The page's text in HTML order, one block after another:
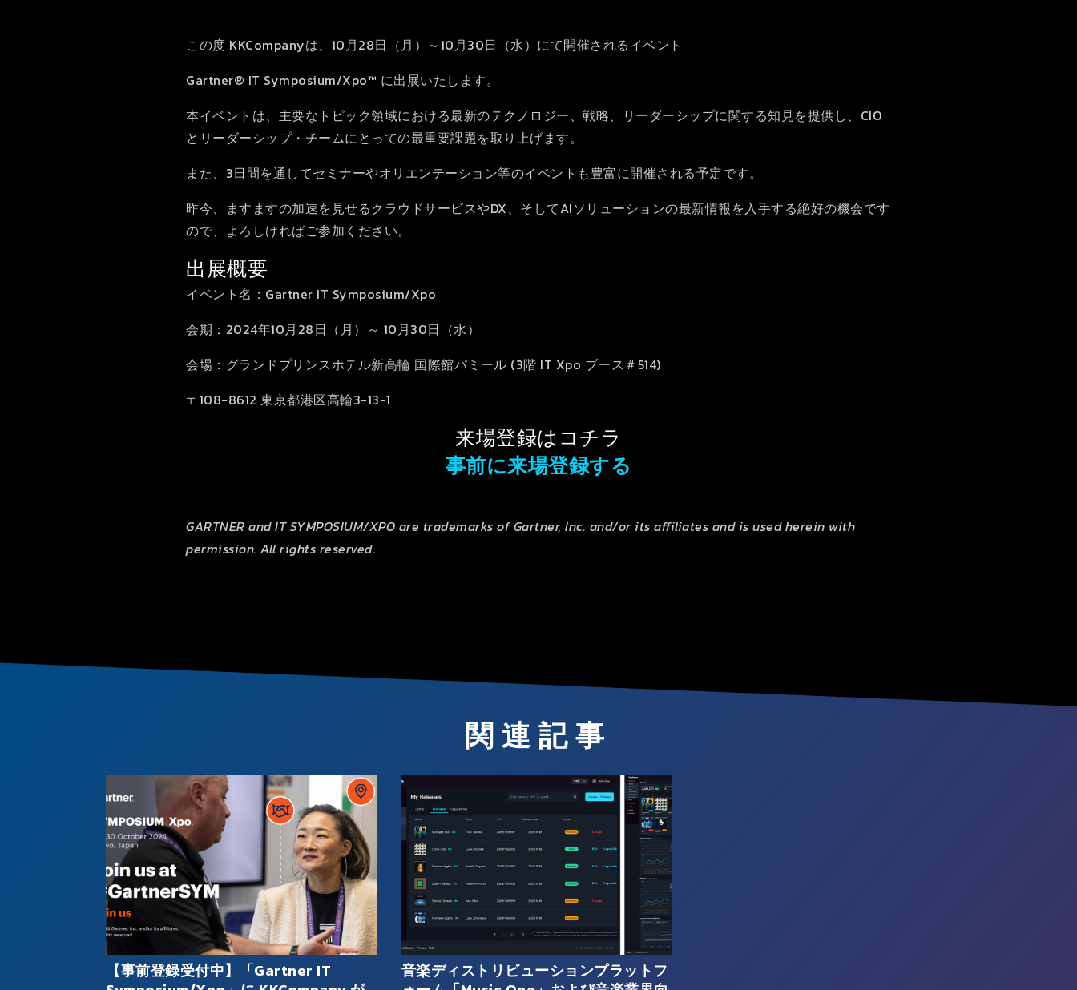
この度 KKCompanyは、10月28日（月）～10月30日（水）にて開催されるイベント
Gartner® IT Symposium/Xpo™ に出展いたします。
本イベントは、主要なトピック領域における最新のテクノロジー、戦略、リーダーシップに関する知見を提供し、CIO
とリーダーシップ・チームにとっての最重要課題を取り上げます。
また、3日間を通してセミナーやオリエンテーション等のイベントも豊富に開催される予定です。
昨今、ますますの加速を見せるクラウドサービスやDX、そしてAIソリューションの最新情報を入手する絶好の機会です
ので、よろしければご参加ください。
出展概要
イベント名：Gartner IT Symposium/Xpo
会期：2024年10月28日（月）～ 10月30日（水）
会場：グランドプリンスホテル新高輪 国際館パミール (3階 IT Xpo ブース＃514)
〒108-8612 東京都港区高輪3-13-1
来場登録はコチラ
事前に来場登録する
GARTNER and IT SYMPOSIUM/XPO are trademarks of Gartner, Inc. and/or its affiliates and is used herein with
permission. All rights reserved.
関連記事
【事前登録受付中】「Gartner IT
音楽ディストリビューションプラットフ